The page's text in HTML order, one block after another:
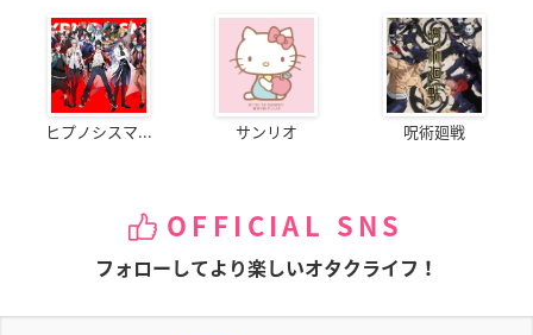
ヒプノシスマ... サンリオ 呪術廻戦
OFFICIAL SNS
フォローしてより楽しいオタクライフ！